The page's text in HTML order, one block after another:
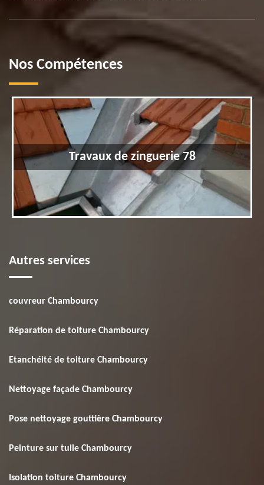
Nos Compétences
Travaux de zinguerie 78
Autres services
couvreur Chambourcy
Réparation de toiture Chambourcy
Etanchéité de toiture Chambourcy
Nettoyage façade Chambourcy
Pose nettoyage gouttière Chambourcy
Peinture sur tuile Chambourcy
Isolation toiture Chambourcy